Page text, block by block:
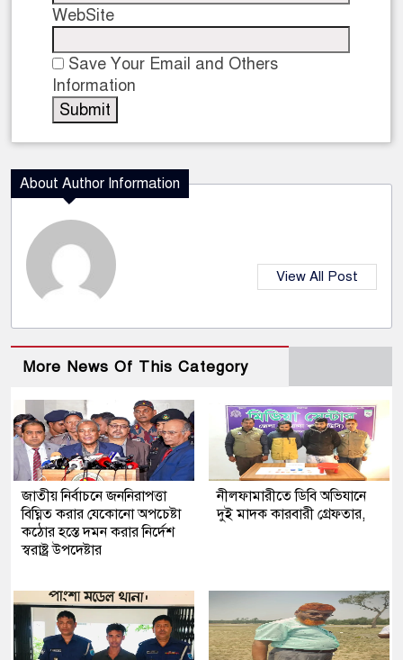
WebSite
Save Your Email and Others
Information
About Author Information
View All Post
More News Of This Category
জাতীয় নির্বাচনে জননিরাপত্তা
বিঘ্নিত করার যেকোনো অপচেষ্টা
কঠোর হস্তে দমন করার নির্দেশ
স্বরাষ্ট্র উপদেষ্টার
নীলফামারীতে ডিবি অভিযানে
দুই মাদক কারবারী গ্রেফতার,